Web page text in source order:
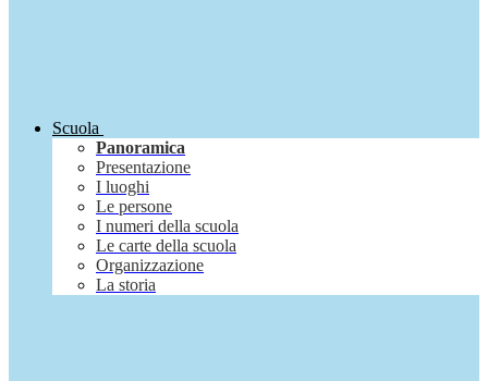
Scuola
Panoramica
Presentazione
I luoghi
Le persone
I numeri della scuola
Le carte della scuola
Organizzazione
La storia